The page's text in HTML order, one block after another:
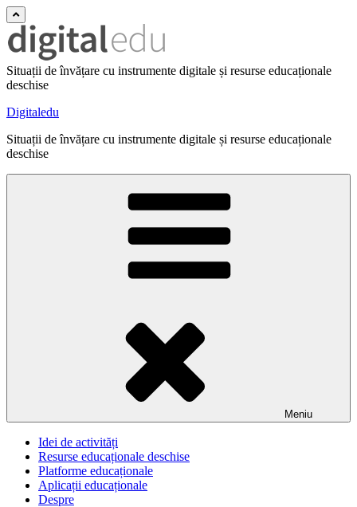
Situații de învățare cu instrumente digitale și resurse educaționale
deschise
Digitaledu
Situații de învățare cu instrumente digitale și resurse educaționale
deschise
Meniu
Idei de activități
Resurse educaționale deschise
Platforme educaționale
Aplicații educaționale
Despre